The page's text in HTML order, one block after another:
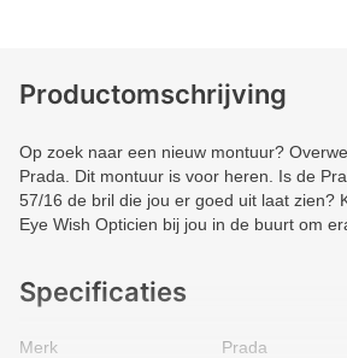
Productomschrijving
Op zoek naar een nieuw montuur?
Prada. Dit montuur is voor heren. Is de
57/16 de bril die jou er goed uit laat zien?
Eye Wish Opticien bij jou in de buurt om
Specificaties
Merk
Prada